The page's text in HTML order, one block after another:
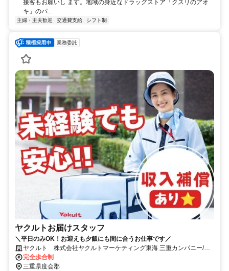
接客もお願いし ます。地域の身近なドラッグストア「クスリのアオ
キ」のパ...
主婦・主夫歓迎 交通費支給 シフト制
業務委託
ヤクルトお届けスタッフ
＼平日のみOK！お迎えも夕飯にも間に合うお仕事です／
ヤクルト 株式会社ヤクルトマーケティング東海 三重カンパニー/滝
原センター
完全歩合制
三重県度会郡